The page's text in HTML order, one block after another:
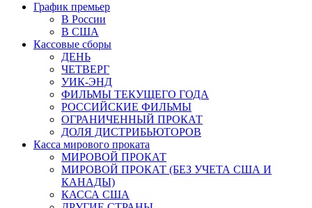
График премьер
В России
В США
Кассовые сборы
ДЕНЬ
ЧЕТВЕРГ
УИК-ЭНД
ФИЛЬМЫ ТЕКУЩЕГО ГОДА
РОССИЙСКИЕ ФИЛЬМЫ
ОГРАНИЧЕННЫЙ ПРОКАТ
ДОЛЯ ДИСТРИБЬЮТОРОВ
Касса мирового проката
МИРОВОЙ ПРОКАТ
МИРОВОЙ ПРОКАТ (БЕЗ УЧЕТА США И
КАНАДЫ)
КАССА США